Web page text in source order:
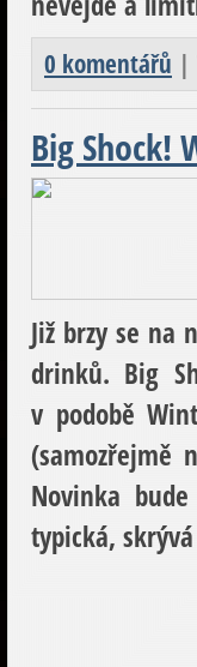
0 komentářů |
Big Shock!
Již brzy se na
drinků. Big
v podobě
(samozřejmě
Novinka
typická,